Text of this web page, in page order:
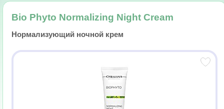
Bio Phyto Normalizing Night Cream
Нормализующий ночной крем